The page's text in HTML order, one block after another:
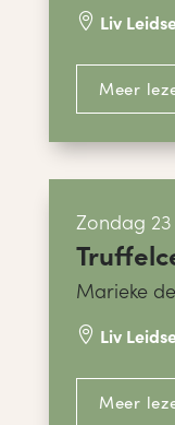
 Liv
Meer
Zondag 23
Marieke
 Liv
Meer